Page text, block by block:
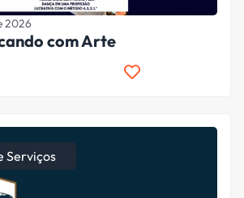
2026
com Arte
Serviços